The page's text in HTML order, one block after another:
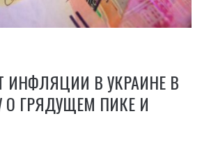
ИНФЛЯЦИИ В УКРАИНЕ В
О ГРЯДУЩЕМ ПИКЕ И